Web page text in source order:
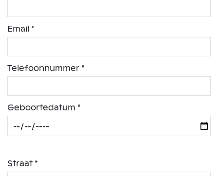
Email *
Telefoonnummer *
Geboortedatum *
Straat *